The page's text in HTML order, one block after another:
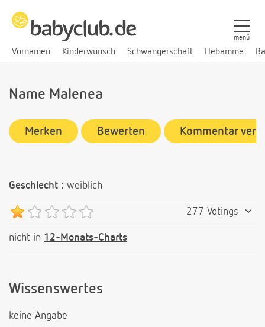
Vornamen Kinderwunsch Schwangerschaft Hebamme
menü
Name Malenea
Merken Bewerten Kommentar
Geschlecht : weiblich
277 Votings
nicht in 12-Monats-Charts
Wissenswertes
keine Angabe